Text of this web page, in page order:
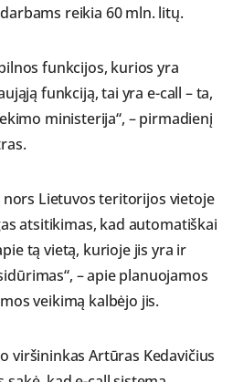
reikia 60 mln. litų.
funkcijos, kurios yra
funkciją, tai yra e-call – ta,
ministerija“, – pirmadienį
nors Lietuvos teritorijos vietoje
atsitikimas, kad automatiškai
tą vietą, kurioje jis yra ir
– apie planuojamos
veikimą kalbėjo jis.
viršininkas Artūras Kedavičius